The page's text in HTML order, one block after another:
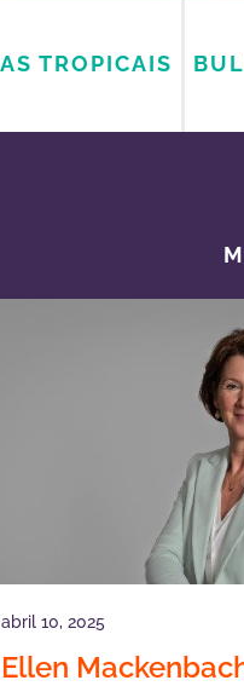
TROPICAIS
abril 10, 2025
Ellen